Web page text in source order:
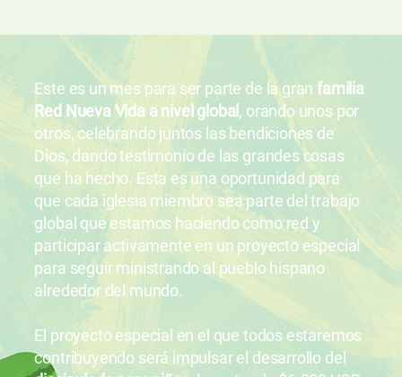
Este es un mes para ser parte de la granfamilia
Red Nueva Vida a nivel global, orando unos por
otros, celebrando juntos las bendiciones de
Dios, dando testimonio de las grandes cosas
que ha hecho. Esta es una oportunidad para
que cada iglesia miembro sea parte del trabajo
global que estamos haciendo como red y
participar activamente en un proyecto especial
para seguir ministrando al pueblo hispano
alrededor del mundo.
El proyecto especial en el que todos estaremos
contribuyendo será impulsar el desarrollo del